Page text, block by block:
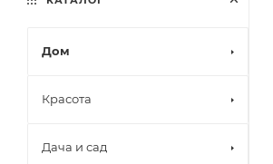
Дом
Красота
Дача и сад